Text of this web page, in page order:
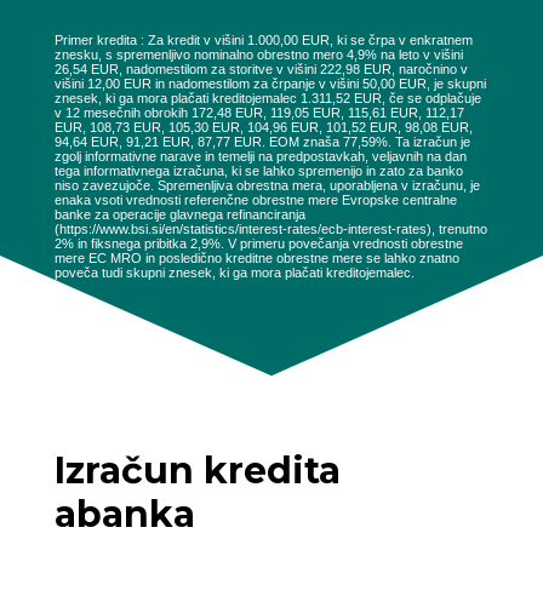
Primer kredita : Za kredit v višini 1.000,00 EUR, ki se črpa v enkratnem
znesku, s spremenljivo nominalno obrestno mero 4,9% na leto v višini
26,54 EUR, nadomestilom za storitve v višini 222,98 EUR, naročnino v
višini 12,00 EUR in nadomestilom za črpanje v višini 50,00 EUR, je skupni
znesek, ki ga mora plačati kreditojemalec 1.311,52 EUR, če se odplačuje
v 12 mesečnih obrokih 172,48 EUR, 119,05 EUR, 115,61 EUR, 112,17
EUR, 108,73 EUR, 105,30 EUR, 104,96 EUR, 101,52 EUR, 98,08 EUR,
94,64 EUR, 91,21 EUR, 87,77 EUR. EOM znaša 77,59%. Ta izračun je
zgolj informativne narave in temelji na predpostavkah, veljavnih na dan
tega informativnega izračuna, ki se lahko spremenijo in zato za banko
niso zavezujoče. Spremenljiva obrestna mera, uporabljena v izračunu, je
enaka vsoti vrednosti referenčne obrestne mere Evropske centralne
banke za operacije glavnega refinanciranja
(https://www.bsi.si/en/statistics/interest-rates/ecb-interest-rates), trenutno
2% in fiksnega pribitka 2,9%. V primeru povečanja vrednosti obrestne
mere EC MRO in posledično kreditne obrestne mere se lahko znatno
poveča tudi skupni znesek, ki ga mora plačati kreditojemalec.
Izračun kredita
abanka